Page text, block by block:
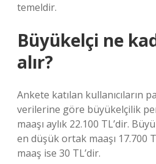
temeldir.
Büyükelçi ne
alır?
Ankete katılan kullanıcıların
verilerine göre büyükelçilik
maaşı aylık 22.100 TL’dir.
en düşük ortak maaşı 17.700
maaş ise 30 TL’dir.